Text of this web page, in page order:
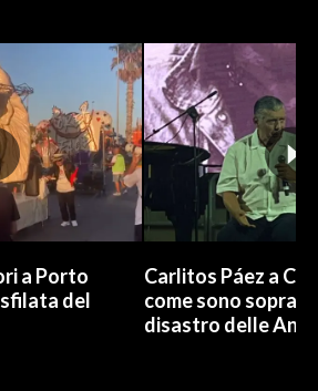
a Porto
del
Carlitos Páez a
come sono
disastro delle